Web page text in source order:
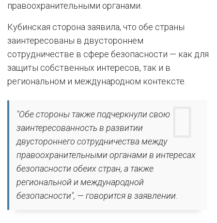
правоохранительными органами.
Кубинская сторона заявила, что обе страны
заинтересованы в двустороннем
сотрудничестве в сфере безопасности — как для
защиты собственных интересов, так и в
региональном и международном контексте.
"Обe стороны также подчеркнули свою
заинтересованность в развитии
двустороннего сотрудничества между
правоохранительными органами в интересах
безопасности обеих стран, а также
региональной и международной
безопасности", — говорится в заявлении.